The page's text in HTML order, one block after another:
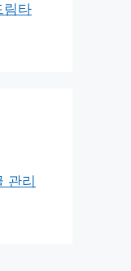
림타
관리